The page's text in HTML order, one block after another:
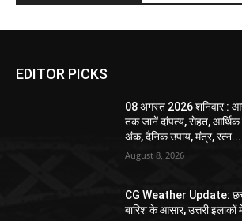
EDITOR PICKS
08 अगस्त 2026 शनिवार :
तक जानें दांपत्य, सेहत, आर्थिक
अंक, दैनिक उपाय, मंत्र, रत्न...
August 8, 2026
CG Weather Update:
बारिश के आसार, उत्तरी इलाकों